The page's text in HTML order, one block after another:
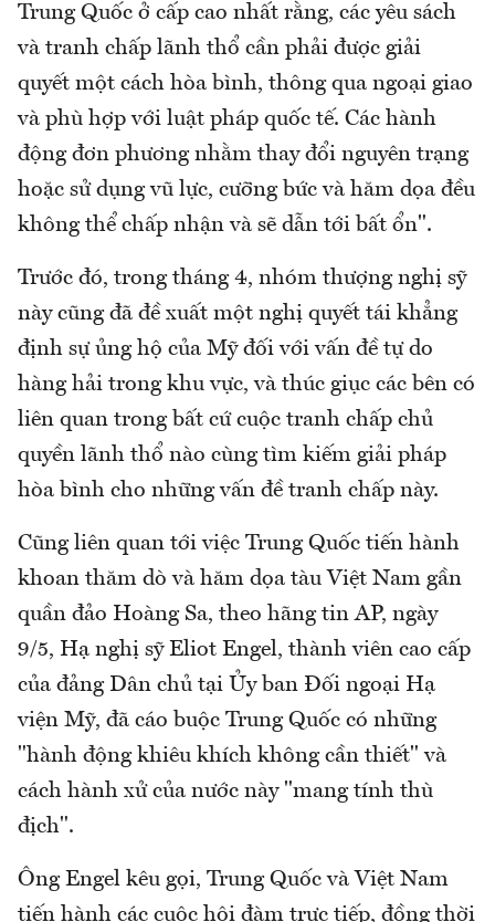
Trung Quốc ở cấp cao nhất rằng, các yêu sách
và tranh chấp lãnh thổ cần phải được giải
quyết một cách hòa bình, thông qua ngoại giao
và phù hợp với luật pháp quốc tế. Các hành
động đơn phương nhằm thay đổi nguyên trạng
hoặc sử dụng vũ lực, cưỡng bức và hăm dọa đều
không thể chấp nhận và sẽ dẫn tới bất ổn".
Trước đó, trong tháng 4, nhóm thượng nghị sỹ
này cũng đã đề xuất một nghị quyết tái khẳng
định sự ủng hộ của Mỹ đối với vấn đề tự do
hàng hải trong khu vực, và thúc giục các bên có
liên quan trong bất cứ cuộc tranh chấp chủ
quyền lãnh thổ nào cùng tìm kiếm giải pháp
hòa bình cho những vấn đề tranh chấp này.
Cũng liên quan tới việc Trung Quốc tiến hành
khoan thăm dò và hăm dọa tàu Việt Nam gần
quần đảo Hoàng Sa, theo hãng tin AP, ngày
9/5, Hạ nghị sỹ Eliot Engel, thành viên cao cấp
của đảng Dân chủ tại Ủy ban Đối ngoại Hạ
viện Mỹ, đã cáo buộc Trung Quốc có những
"hành động khiêu khích không cần thiết" và
cách hành xử của nước này "mang tính thù
địch".
Ông Engel kêu gọi, Trung Quốc và Việt Nam
tiến hành các cuộc hội đàm trực tiếp, đồng thời